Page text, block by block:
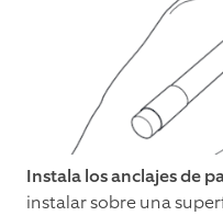
Instala los anclajes de
instalar sobre una